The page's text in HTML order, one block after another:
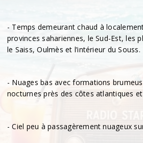
- Temps demeurant chaud à
provinces sahariennes, le Sud-Est, les
le Saiss, Oulmès et l’intérieur du Souss.
- Nuages bas avec formations
nocturnes près des côtes atlantiques
- Ciel peu à passagèrement nuageux